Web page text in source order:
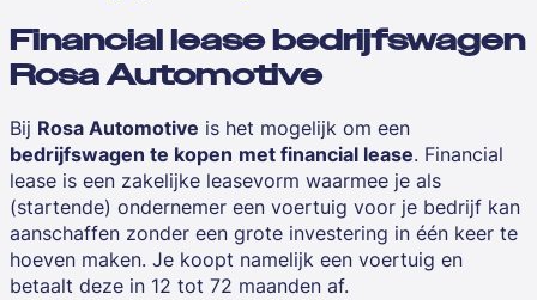
Financial lease bedrijfswagen
Rosa Automotive
Bij Rosa Automotive is het mogelijk om een
bedrijfswagen te kopen met financial lease. Financial
lease is een zakelijke leasevorm waarmee je als
(startende) ondernemer een voertuig voor je bedrijf kan
aanschaffen zonder een grote investering in één keer te
hoeven maken. Je koopt namelijk een voertuig en
betaalt deze in 12 tot 72 maanden af.